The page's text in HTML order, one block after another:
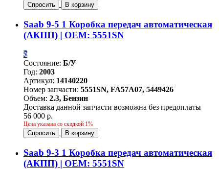
Спросить В корзину
Saab 9-5 1 Коробка передач автоматическая
(АКПП) | OEM: 5551SN
7
Состояние: Б/У
Год: 2003
Артикул: 14140220
Номер запчасти: 5551SN, FA57A07, 5449426
Объем: 2.3, Бензин
Доставка данной запчасти возможна без предоплаты
56 000 р.
Цена указана со скидкой 1%
Спросить В корзину
Saab 9-3 1 Коробка передач автоматическая
(АКПП) | OEM: 5551SN